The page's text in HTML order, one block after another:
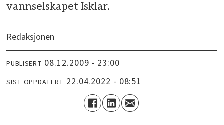
vannselskapet Isklar.
Redaksjonen
PUBLISERT 08.12.2009 - 23:00
SIST OPPDATERT 22.04.2022 - 08:51